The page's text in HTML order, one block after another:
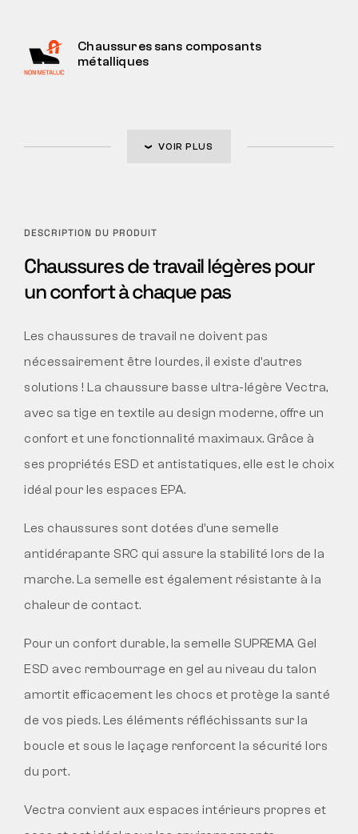
Chaussures sans composants
métalliques
VOIR PLUS
DESCRIPTION DU PRODUIT
Chaussures de travail légères pour
un confort à chaque pas
Les chaussures de travail ne doivent pas
nécessairement être lourdes, il existe d’autres
solutions ! La chaussure basse ultra-légère Vectra,
avec sa tige en textile au design moderne, offre un
confort et une fonctionnalité maximaux. Grâce à
ses propriétés ESD et antistatiques, elle est le choix
idéal pour les espaces EPA.
Les chaussures sont dotées d’une semelle
antidérapante SRC qui assure la stabilité lors de la
marche. La semelle est également résistante à la
chaleur de contact.
Pour un confort durable, la semelle SUPREMA Gel
ESD avec rembourrage en gel au niveau du talon
amortit efficacement les chocs et protège la santé
de vos pieds. Les éléments réfléchissants sur la
boucle et sous le laçage renforcent la sécurité lors
du port.
Vectra convient aux espaces intérieurs propres et